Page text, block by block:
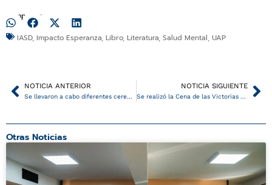
Compartir:
IASD, Impacto Esperanza, Libro, Literatura, Salud Mental, UAP
AntNOTICIA ANTERIOR
Se llevaron a cabo diferentes ceremonias vocacionales en la UAP
NOTICIA SIGUIENTE
Se realizó la Cena de las Victorias 2025
Otras Noticias